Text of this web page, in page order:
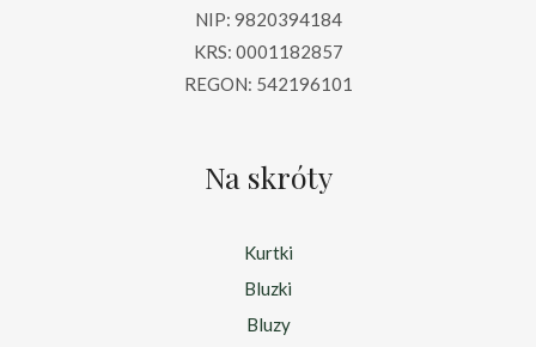
NIP: 9820394184
KRS: 0001182857
REGON: 542196101
Na skróty
Kurtki
Bluzki
Bluzy